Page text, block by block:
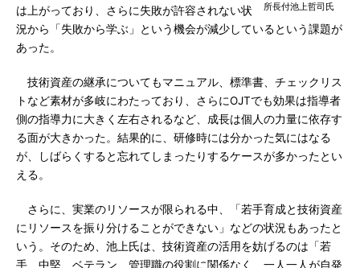
所長付池上哲司氏
は上がっており、さらに失敗が許容されない状
況から「失敗から学ぶ」という機会が減少しているという課題が
あった。
技術資産の継承についてもマニュアル、標準書、チェックリス
トなど素材が多岐にわたっており、さらにOJTでも効果は指導者
側の指導力に大きく左右されるなど、成長は個人の力量に依存す
る面が大きかった。結果的に、研修時には分かった気にはなる
が、しばらくすると忘れてしまったりするケースが多かったとい
える。
さらに、実業のリソースが限られる中、「若手育成と技術資産
にリソースを振り分けることができない」などの状況もあったと
いう。そのため、池上氏は、技術資産の活用を妨げるのは「若
手、中堅、ベテラン、管理職の役割に関係なく、一人一人が自発